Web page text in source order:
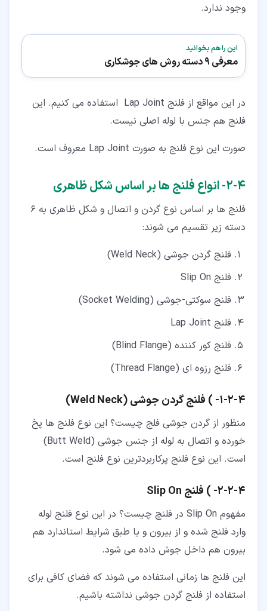
وجود ندارد.
این را هم بخوانید
معرفی 9 دسته روش های جوشکاری
در این مواقع از فلنج Lap Joint استفاده می کنیم. این
فلنج هم جنس با لوله اصلی نیست.
صورت این نوع فلنج به صورت Lap Joint معروف است.
۴‏-‏۲‏- انواع فلنج ها بر اساس شکل ظاهری
فلنج ها بر اساس نوع گردن و اتصال و شکل ظاهری به 6
دسته زیر تقسیم می شوند:
فلنج گردن جوشی (Weld Neck)
فلنج Slip On
فلنج سوکتی-جوشی (Socket Welding)
فلنج Lap Joint
فلنج کور کننده (Blind Flange)
فلنج رزوه ای (Thread Flange)
۴‏-‏۲‏-‏۱‏- ) فلنج گردن جوشی (Weld Neck)
منظور از گردن جوشی فلج چیست؟ این نوع فلنج ها پخ
خورده و اتصال به لوله از جنس جوشی (Butt Weld)
است. این نوع فلنج پرکاربردترین نوع فلنج است.
۴‏-‏۲‏-‏۲‏- ) فلنج Slip On
مفهوم Slip On در فلنچ چیست؟ در این نوع فلنج لوله
وارد فلنج شده و از بیرون و یا طبق شرایط استاندارد هم
بیرون هم داخل جوش داده می شود.
این فلنج ها زمانی استفاده می شوند که فضای کافی برای
استفاده از فلنج گردن جوشی نداشته باشیم.